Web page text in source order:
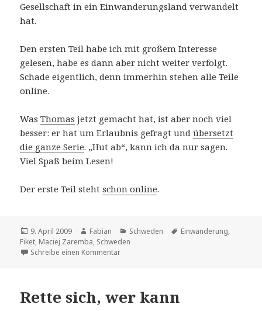
Gesellschaft in ein Einwanderungsland verwandelt
hat.
Den ersten Teil habe ich mit großem Interesse
gelesen, habe es dann aber nicht weiter verfolgt.
Schade eigentlich, denn immerhin stehen alle Teile
online.
WasThomas jetzt gemacht hat, ist aber noch viel
besser: er hat um Erlaubnis gefragt undübersetzt
die ganze Serie. „Hut ab“, kann ich da nur sagen.
Viel Spaß beim Lesen!
Der erste Teil stehtschon online.
Veröffentlicht
am
9. April 2009 Autor
Fabian Kategorien
Schweden Schlagwörter
Einwanderung,
Fiket, Maciej Zaremba, Schweden
Schreibe einen Kommentarzu Schweden als Einwanderungsland
Rette sich, wer kann